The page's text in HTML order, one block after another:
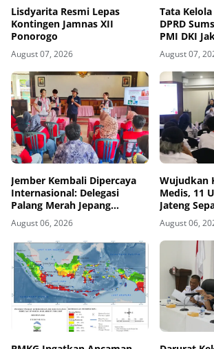
Lisdyarita Resmi Lepas
Kontingen Jamnas XII
Ponorogo
August 07, 2026
Tata
DPRD
PMI DKI
August 07,
Jember Kembali Dipercaya
Internasional: Delegasi
Palang Merah Jepang
Perkuat Kesiapsiagaan
Bencana di Kawasan Pesisir
dan Sekolah
August 06, 2026
Wujudkan
Medis, 11
Jateng
Jejaring
Berkualitas
August 06,